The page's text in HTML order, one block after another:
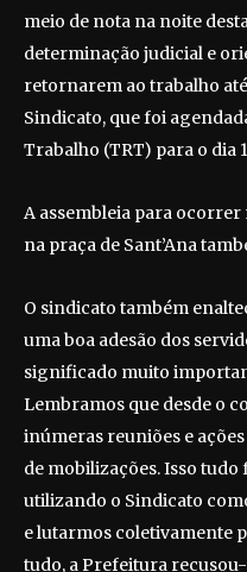
meio de nota na noite
determinação judicial e
retornarem ao trabalho
Sindicato, que foi
Trabalho (TRT) para o dia
A assembleia para
na praça de Sant’Ana
O sindicato também
uma boa adesão dos
significado muito
Lembramos que desde o
inúmeras reuniões e
de mobilizações. Isso
utilizando o Sindicato
e lutarmos coletivamente
tudo, a Prefeitura